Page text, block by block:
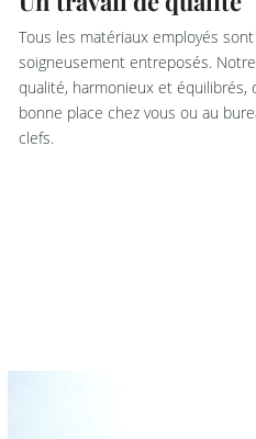
Tous les matériaux employés
soigneusement entreposés.
qualité, harmonieux et équilibrés,
bonne place chez vous ou au
clefs.